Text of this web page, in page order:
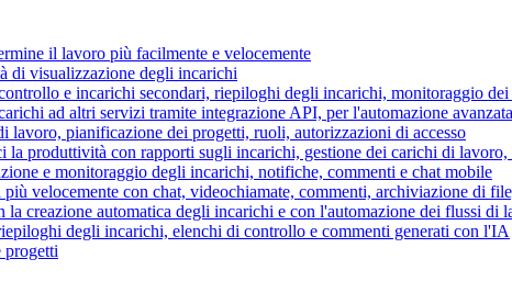
il lavoro più facilmente e velocemente
di visualizzazione degli incarichi
e incarichi secondari, riepiloghi degli incarichi, monitoraggio
ad altri servizi tramite integrazione API, per l'automazione
lavoro, pianificazione dei progetti, ruoli, autorizzazioni di accesso
la produttività con rapporti sugli incarichi, gestione dei carichi di
e monitoraggio degli incarichi, notifiche, commenti e chat mobile
più velocemente con chat, videochiamate, commenti, archiviazione di
la creazione automatica degli incarichi e con l'automazione dei flussi di
degli incarichi, elenchi di controllo e commenti generati con l'IA
progetti